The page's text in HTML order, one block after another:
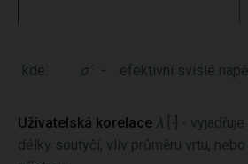
kde: σ´ - efektivní svislé
Uživatelská korelace λ
] -
délky soutyčí, vliv průměru vrtu,